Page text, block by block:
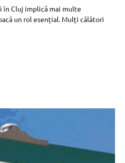
în Cluj implică mai multe
un rol esențial. Mulți călători